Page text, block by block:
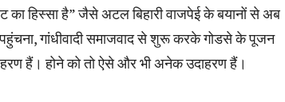
का हिस्सा है” जैसे अटल बिहारी वाजपेई के बयानों से अब
पहुंचना, गांधीवादी समाजवाद से शुरू करके गोडसे के पूजन
हैं। होने को तो ऐसे और भी अनेक उदाहरण हैं।